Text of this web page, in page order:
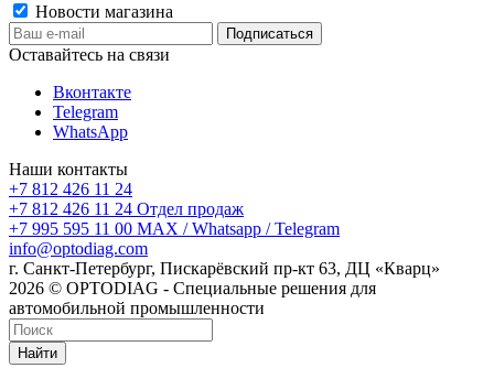
Новости магазина
Оставайтесь на связи
Вконтакте
Telegram
WhatsApp
Наши контакты
+7 812 426 11 24
+7 812 426 11 24 Отдел продаж
+7 995 595 11 00 MAX / Whatsapp / Telegram
info@optodiag.com
г. Санкт-Петербург, Пискарёвский пр-кт 63, ДЦ «Кварц»
2026 © OPTODIAG - Специальные решения для
автомобильной промышленности
Найти